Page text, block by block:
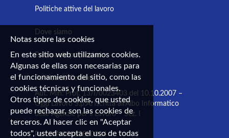
Politiche attive del lavoro
Dove siamo
Política de privacidad
Política de Cookies
Aut. Min. Prot. 13/I/0023403 del 10.10.2007 –
Oggi Lavoro S.p.A. Iscritta all’Albo Informatico
delle Agenzie per il Lavoro – Sez. I
Part.IVA 09165890014
Notas sobre las cookies
En este sitio web utilizamos cookies.
Algunas de ellas son necesarias para
el funcionamiento del sitio, como las
cookies técnicas y funcionales.
Otros tipos de cookies, que usted
puede rechazar, son las cookies de
terceros. Al hacer clic en "Aceptar
todos", usted acepta el uso de todas